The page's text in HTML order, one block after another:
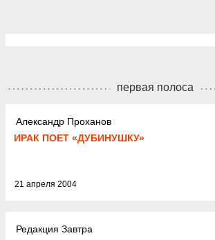
первая полоса
Александр Проханов
ИРАК ПОEТ «ДУБИНУШКУ»
21 апреля 2004
Редакция Завтра